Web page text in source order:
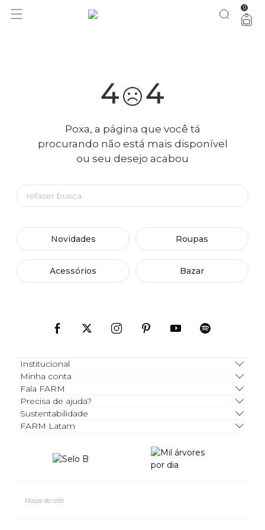
você merece 30% OFF pra comemorar com a gente aproveita! 0
4 4
Poxa, a página que você tá
procurando não está mais disponível
ou seu desejo acabou
Novidades Roupas
Acessórios Bazar
Institucional
Minha conta
Fala FARM
Precisa de ajuda?
Sustentabilidade
FARM Latam
Mapa do site